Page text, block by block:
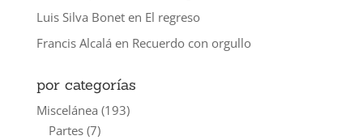
Luis Silva Boneten El regreso
Francis Alcalá en Recuerdo con orgullo
por categorías
Miscelánea (193)
Partes(7)